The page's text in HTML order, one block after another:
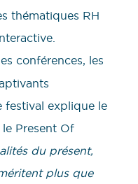
thématiques RH
conférences, les
festival explique le
Present Of
du présent,
plus que